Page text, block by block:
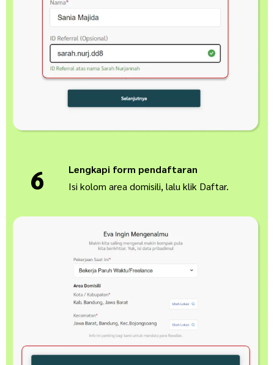
6
Lengkapi form pendaftaran
Isi kolom area domisili, lalu klik Daftar.